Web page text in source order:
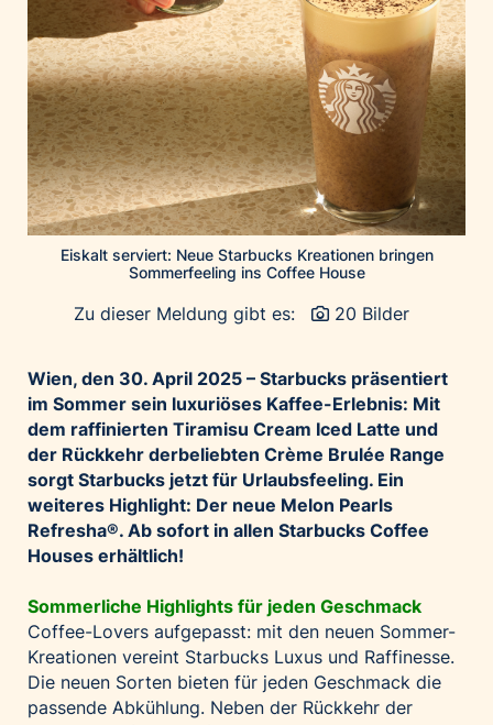
Mediaplus
Microsoft
Mondelēz Österreich
Muse Electronics
Neuroth
öbv – Österreichischer Bundesverlag
Ökopharm
Palfinger AG
REXEL Austria
Superbrands Austria
Tante Fanny
Vollpension
win2day
Wolt
woom bikes
Kontakt
Eiskalt serviert: Neue Starbucks Kreationen bringen
Sommerfeeling ins Coffee House
Zu dieser Meldung gibt es: 20 Bilder
Wien, den 30. April 2025 – Starbucks präsentiert
im Sommer sein luxuriöses Kaffee-Erlebnis: Mit
dem raffinierten Tiramisu Cream Iced Latte und
der Rückkehr derbeliebten Crème Brulée Range
sorgt Starbucks jetzt für Urlaubsfeeling. Ein
weiteres Highlight: Der neue Melon Pearls
Refresha®. Ab sofort in allen Starbucks Coffee
Houses erhältlich!
Sommerliche Highlights für jeden Geschmack
Coffee-Lovers aufgepasst: mit den neuen Sommer-
Kreationen vereint Starbucks Luxus und Raffinesse.
Die neuen Sorten bieten für jeden Geschmack die
passende Abkühlung. Neben der Rückkehr der